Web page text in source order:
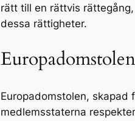
rätt till en rättvis
dessa rättigheter.
Europadomstolen, skapad
medlemsstaterna